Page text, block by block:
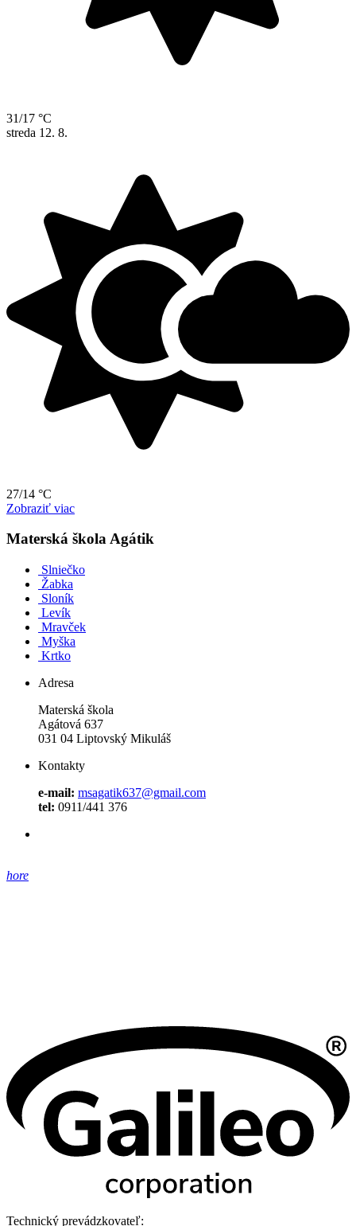
31/17 °C
streda 12. 8.
27/14 °C
Zobraziť viac
Materská škola Agátik
Slniečko
Žabka
Sloník
Levík
Mravček
Myška
Krtko
Adresa
Materská škola
Agátová 637
031 04 Liptovský Mikuláš
Kontakty
e-mail: msagatik637@gmail.com
tel: 0911/441 376
hore
Technický prevádzkovateľ: